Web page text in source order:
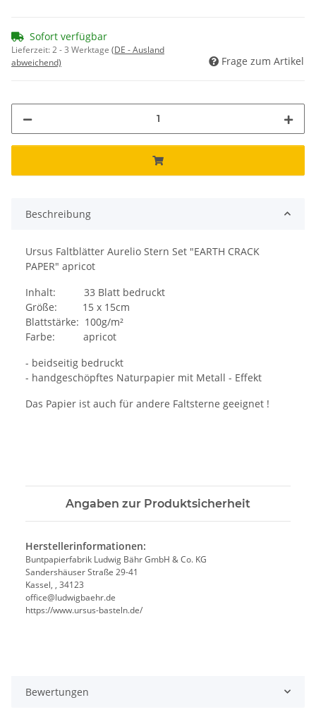
Sofort verfügbar
Lieferzeit:2 - 3 Werktage (DE - Ausland
abweichend)
Frage zum Artikel
Beschreibung
Ursus Faltblätter Aurelio Stern Set "EARTH CRACK
PAPER" apricot
Inhalt: 33 Blatt bedruckt
Größe: 15 x 15cm
Blattstärke: 100g/m²
Farbe: apricot
- beidseitig bedruckt
- handgeschöpftes Naturpapier mit Metall - Effekt
Das Papier ist auch für andere Faltsterne geeignet !
Angaben zur Produktsicherheit
Herstellerinformationen:
Buntpapierfabrik Ludwig Bähr GmbH & Co. KG
Sandershäuser Straße 29-41
Kassel, , 34123
office@ludwigbaehr.de
https://www.ursus-basteln.de/
Bewertungen